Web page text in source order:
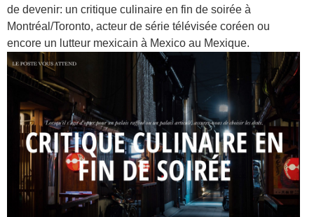
de devenir: un critique culinaire en fin de soirée à
Montréal/Toronto, acteur de série télévisée coréen ou
encore un lutteur mexicain à Mexico au Mexique.